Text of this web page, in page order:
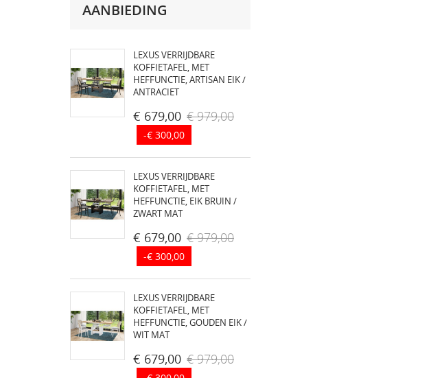
AANBIEDING
LEXUS VERRIJDBARE
KOFFIETAFEL, MET
HEFFUNCTIE, ARTISAN EIK /
ANTRACIET
€ 679,00 € 979,00
-€ 300,00
LEXUS VERRIJDBARE
KOFFIETAFEL, MET
HEFFUNCTIE, EIK BRUIN /
ZWART MAT
€ 679,00 € 979,00
-€ 300,00
LEXUS VERRIJDBARE
KOFFIETAFEL, MET
HEFFUNCTIE, GOUDEN EIK /
WIT MAT
€ 679,00 € 979,00